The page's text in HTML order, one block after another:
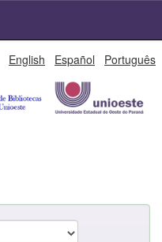
English Español Português